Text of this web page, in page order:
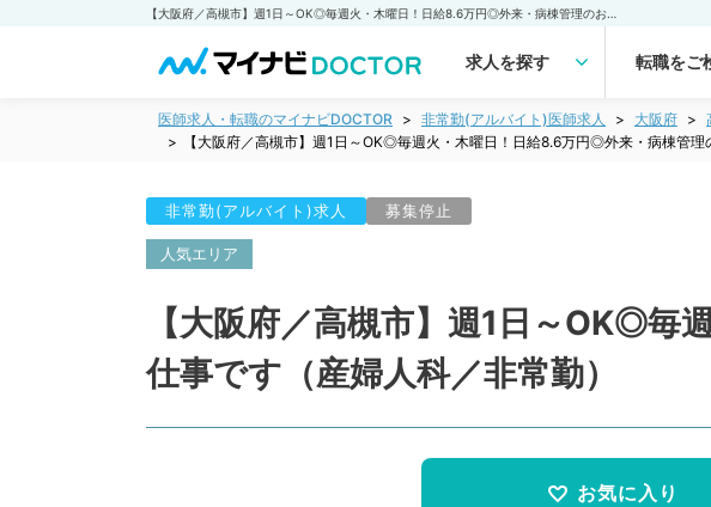
求人を探す 転職をご
医師求人・転職のマイナビDOCTOR 非常勤(アルバイト)医師求人 大阪府
【大阪府／高槻市】週1日～OK◎毎週火・木曜日！日給8.6万円◎外来・病棟管理
非常勤(アルバイト)求人 募集停止
人気エリア
【大阪府／高槻市】週1日～OK◎
仕事です（産婦人科／非常勤）
お気に入り